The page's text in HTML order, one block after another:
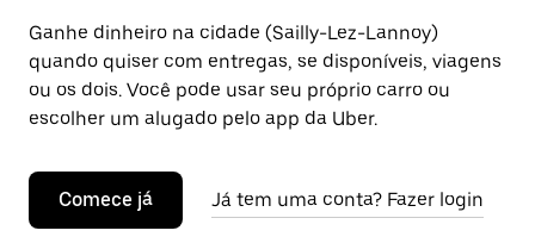
Ganhe dinheiro na cidade (Sailly-Lez-Lannoy)
quando quiser com entregas, se disponíveis, viagens
ou os dois. Você pode usar seu próprio carro ou
escolher um alugado pelo app da Uber.
Comece já Já tem uma conta? Fazer login